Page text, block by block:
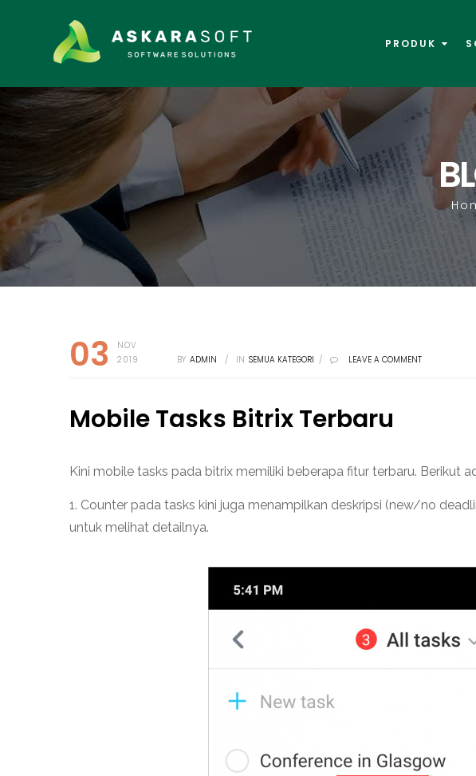
PRODUK
03
NOV
2019
BY ADMIN / IN SEMUA KATEGORI / LEAVE A COMMENT
Mobile Tasks Bitrix Terbaru
Kini mobile tasks pada bitrix memiliki beberapa fitur terbaru. Berikut
1. Counter pada tasks kini juga menampilkan deskripsi (new/no
untuk melihat detailnya.